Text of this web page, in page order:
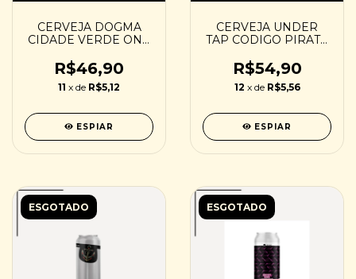
CERVEJA DOGMA
CIDADE VERDE ONE
R$46,90
11 x de R$5,12
ESPIAR
CERVEJA UNDER
TAP CODIGO PIRATA
R$54,90
12 x de R$5,56
ESPIAR
ESGOTADO ESGOTADO